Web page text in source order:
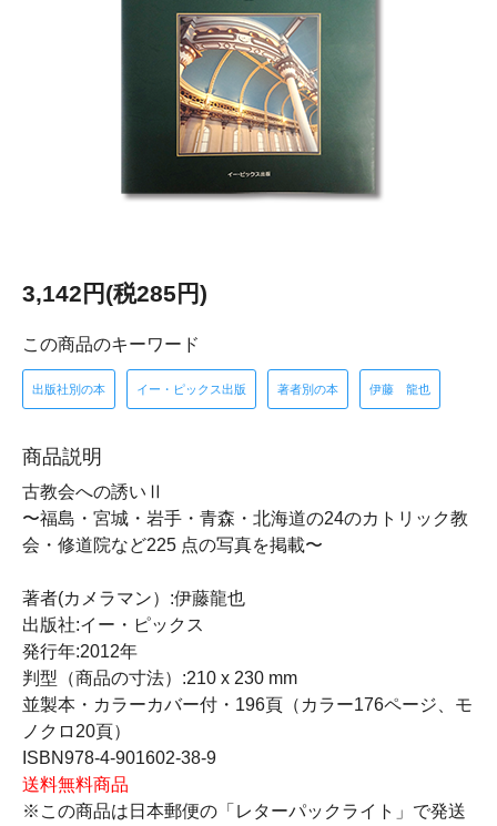
3,142円(税285円)
この商品のキーワード
出版社別の本 イー・ピックス出版 著者別の本 伊藤 龍也
商品説明
古教会への誘いⅡ
〜福島・宮城・岩手・青森・北海道の24のカトリック教
会・修道院など225 点の写真を掲載〜
著者(カメラマン）:伊藤龍也
出版社:イー・ピックス
発行年:2012年
判型（商品の寸法）:210 x 230 mm
並製本・カラーカバー付・196頁（カラー176ページ、モ
ノクロ20頁）
ISBN978-4-901602-38-9
送料無料商品
※この商品は日本郵便の「レターパックライト」で発送